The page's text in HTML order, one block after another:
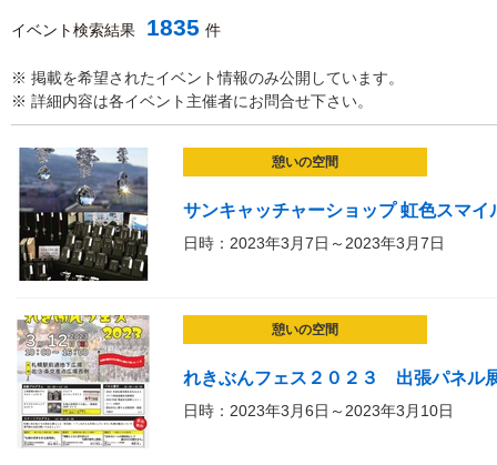
イベント検索結果 1835 件
※ 掲載を希望されたイベント情報のみ公開しています。
※ 詳細内容は各イベント主催者にお問合せ下さい。
憩いの空間
サンキャッチャーショップ 虹色スマイ
日時：2023年3月7日～2023年3月7日
憩いの空間
れきぶんフェス２０２３ 出張パネル
日時：2023年3月6日～2023年3月10日